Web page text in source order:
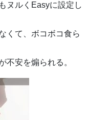
ヌルくEasyに設定し
くて、ボコボコ食ら
不安を煽られる。